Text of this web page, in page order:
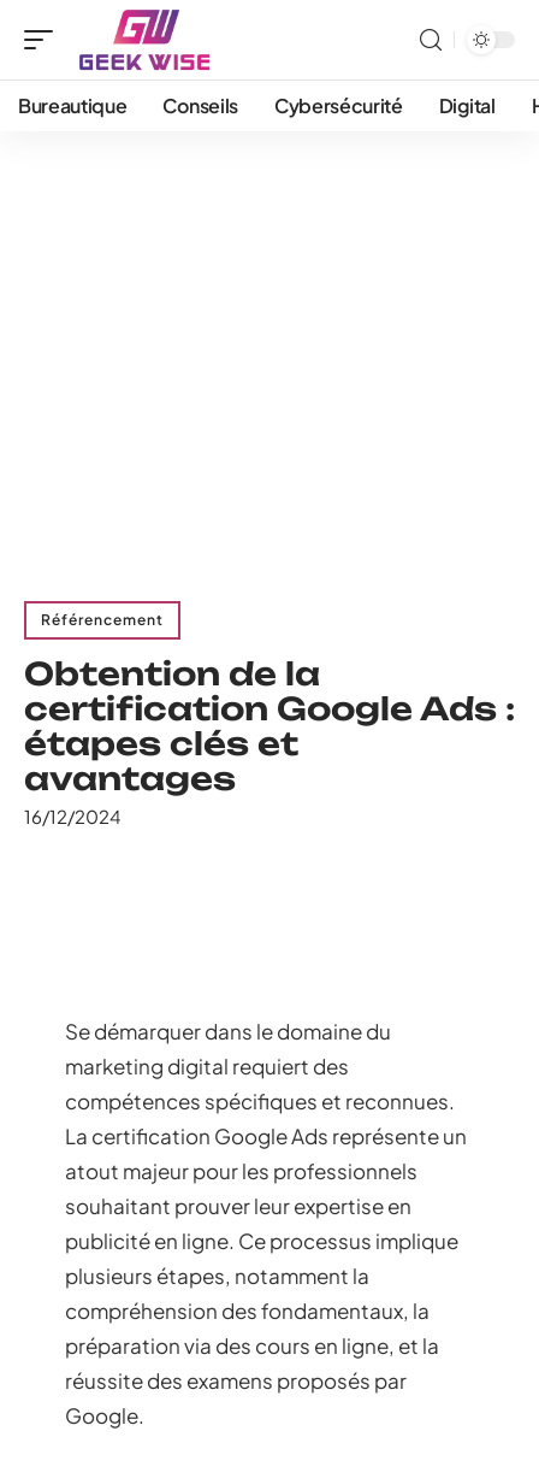
Bureautique Conseils Cybersécurité Digital
Référencement
Obtention de la
certification Google Ads :
étapes clés et
avantages
16/12/2024
Se démarquer dans le domaine du
marketing digital requiert des
compétences spécifiques et reconnues.
La certification Google Ads représente un
atout majeur pour les professionnels
souhaitant prouver leur expertise en
publicité en ligne. Ce processus implique
plusieurs étapes, notamment la
compréhension des fondamentaux, la
préparation via des cours en ligne, et la
réussite des examens proposés par
Google.